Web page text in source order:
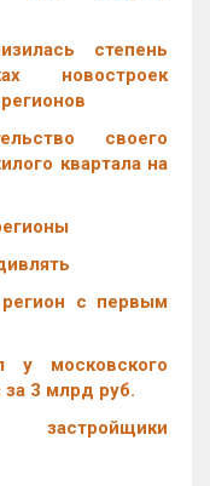
степень
новостроек
своего
квартала на
с первым
у московского
3 млрд руб.
застройщики